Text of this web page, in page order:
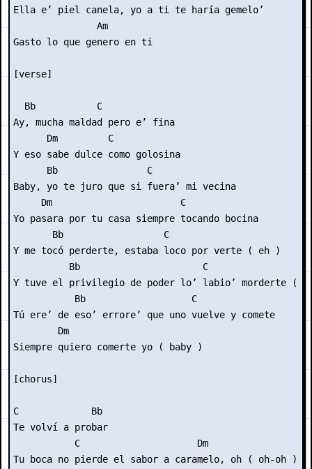
Ella e’ piel canela, yo a ti te haría gemelo’
               Am
Gasto lo que genero en ti
[verse]
  Bb           C
Ay, mucha maldad pero e’ fina
      Dm         C
Y eso sabe dulce como golosina
      Bb                C
Baby, yo te juro que si fuera’ mi vecina
     Dm                       C
Yo pasara por tu casa siempre tocando bocina
       Bb                  C
Y me tocó perderte, estaba loco por verte ( eh )
          Bb                      C
Y tuve el privilegio de poder lo’ labio’ morderte (
           Bb                   C
Tú ere’ de eso’ errore’ que uno vuelve y comete
        Dm
Siempre quiero comerte yo ( baby )
[chorus]
C             Bb
Te volví a probar
           C                     Dm
Tu boca no pierde el sabor a caramelo, oh ( oh-oh )